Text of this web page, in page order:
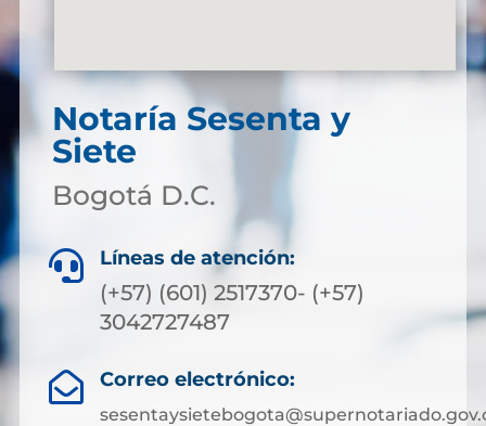
Notaría Sesenta y
Siete
Bogotá D.C.
 Líneas de atención:
(+57) (601) 2517370- (+57)
3042727487
 Correo electrónico: